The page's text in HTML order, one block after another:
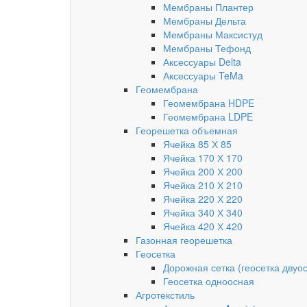
Мембраны Плантер
Мембраны Дельта
Мембраны Максистуд
Мембраны Тефонд
Аксессуары Delta
Аксессуары TeMa
Геомембрана
Геомембрана HDPE
Геомембрана LDPE
Георешетка объемная
Ячейка 85 Х 85
Ячейка 170 Х 170
Ячейка 200 Х 200
Ячейка 210 Х 210
Ячейка 220 Х 220
Ячейка 340 Х 340
Ячейка 420 Х 420
Газонная георешетка
Геосетка
Дорожная сетка (геосетка
Геосетка одноосная
Агротекстиль